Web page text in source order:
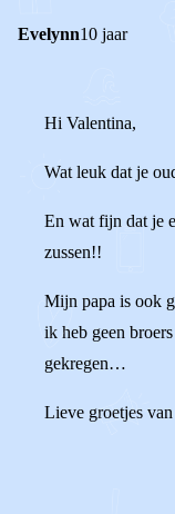
Evelynn10 jaar
Hi Valentina,
Wat leuk dat je
En wat fijn dat je
zussen!!
Mijn papa is ook
ik heb geen
gekregen…
Lieve groetjes